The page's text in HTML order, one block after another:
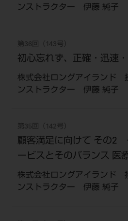
ンストラクター 伊藤 純子
第36回（143号）
初心忘れず、正確・迅速
株式会社ロングアイランド
ンストラクター 伊藤 純子
第35回（142号）
顧客満足に向けて その2
ービスとそのバランス 医
株式会社ロングアイランド
ンストラクター 伊藤 純子